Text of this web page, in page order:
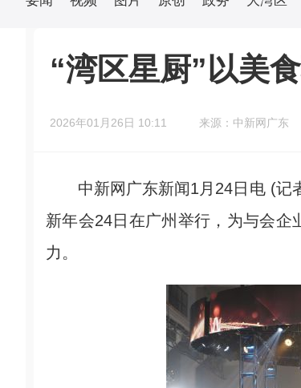
“湾区星厨”以美
2026年01月26日 10:11 来源：中新网广东
中新网广东新闻1月24日电 (记者
新年会24日在广州举行，为与会企
力。